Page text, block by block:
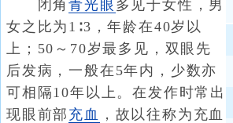
闭角青光眼 多见于女性，男
女之比为1∶3，年龄在40岁以
上；50～70岁最多见，双眼先
后发病，一般在5年内，少数亦
可相隔10年以上。在发作时常出
现眼前部 充血
，故以往称为充血